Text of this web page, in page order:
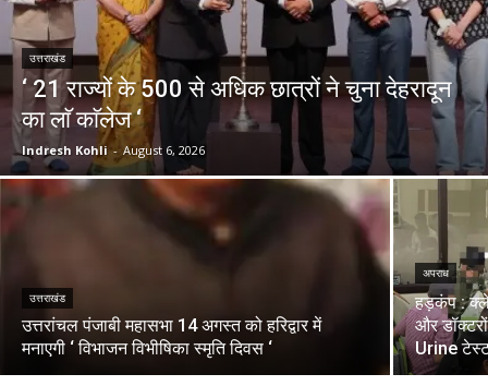
उत्तराखंड
‘ 21 राज्यों के 500 से अधिक छात्रों ने चुना देहरादून
का लाॅ काॅलेज ‘
Indresh Kohli - August 6, 2026
उत्तराखंड
उत्तरांचल पंजाबी महासभा 14 अगस्त को हरिद्वार में
मनाएगी ‘ विभाजन विभीषिका स्मृति दिवस ‘
अपराध
हड़कंप :
और
Urine